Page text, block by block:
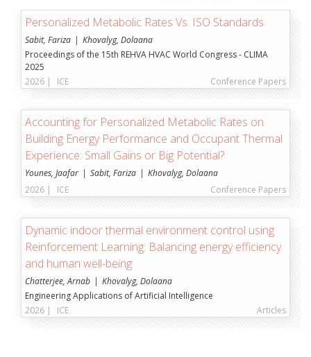
Personalized Metabolic Rates Vs. ISO Standards
Sabit, Fariza
Khovalyg, Dolaana
Proceedings of the 15th REHVA HVAC World Congress - CLIMA
2025
2026 |
ICE Conference Papers
Accounting for Personalized Metabolic Rates on
Building Energy Performance and Occupant Thermal
Experience: Small Gains or Big Potential?
Younes, Jaafar Sabit, Fariza
Khovalyg, Dolaana
2026 |
ICE Conference Papers
Dynamic indoor thermal environment control using
Reinforcement Learning: Balancing energy efficiency
and human well-being
Chatterjee, Arnab
Khovalyg, Dolaana
Engineering Applications of Artificial Intelligence
2026 |
ICE Articles